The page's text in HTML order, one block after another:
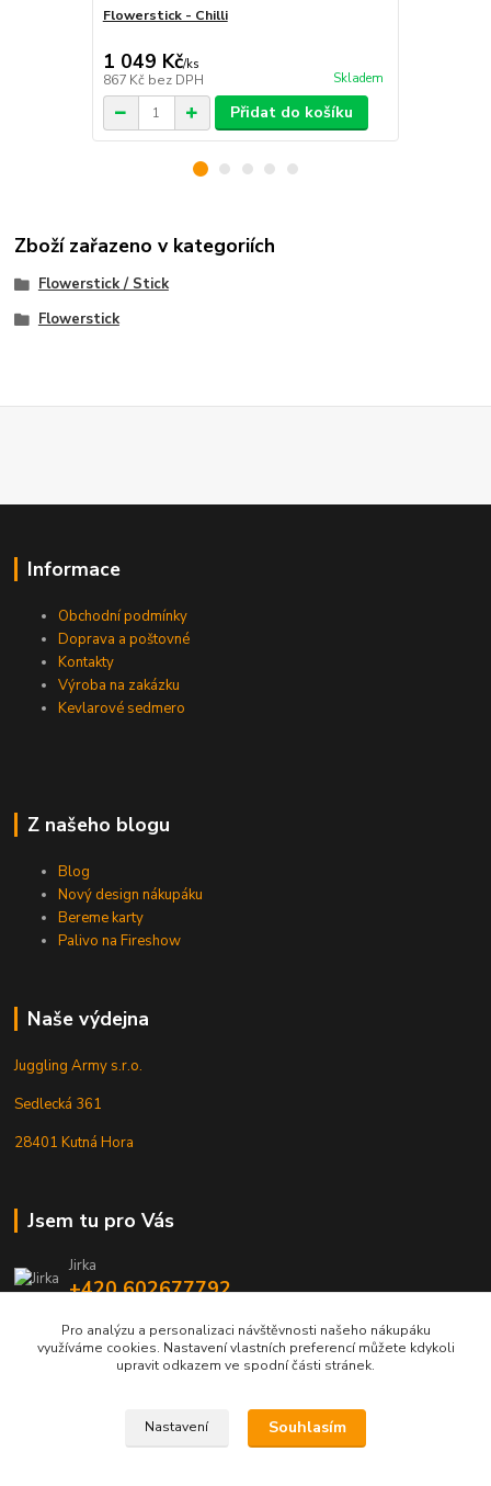
Flowerstick - Chilli
1 049 Kč/ks
867 Kč bez DPH Skladem
Přidat do košíku
Zboží zařazeno v kategoriích
Flowerstick / Stick
Flowerstick
Informace
Obchodní podmínky
Doprava a poštovné
Kontakty
Výroba na zakázku
Kevlarové sedmero
Z našeho blogu
Blog
Nový design nákupáku
Bereme karty
Palivo na Fireshow
Naše výdejna
Juggling Army s.r.o.
Sedlecká 361
28401 Kutná Hora
Jsem tu pro Vás
Jirka
+420 602677792
info@jarmy.cz
Pro analýzu a personalizaci návštěvnosti našeho nákupáku
využíváme cookies. Nastavení vlastních preferencí můžete kdykoli
upravit odkazem ve spodní části stránek.
Nastavení Souhlasím